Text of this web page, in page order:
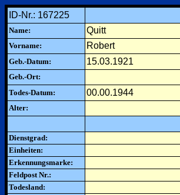
ID-Nr.: 167225
Name: Quitt
Vorname:
Robert
Geb.-Datum:
15.03.1921
Geb.-Ort:
Todes-Datum:
00.00.1944
Alter:
Dienstgrad:
Einheiten:
Erkennungsmarke:
Feldpost Nr.:
Todesland: